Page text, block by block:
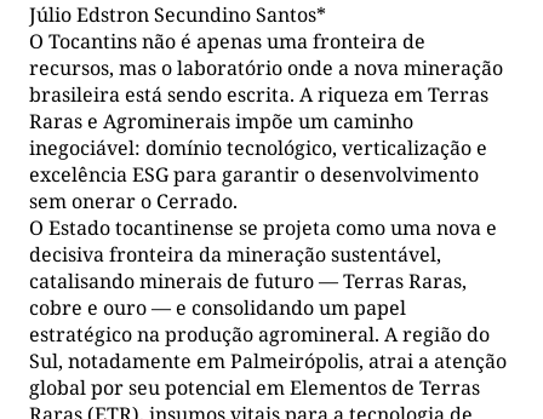
Júlio Edstron Secundino Santos*
O Tocantins não é apenas uma fronteira de
recursos, mas o laboratório onde a nova mineração
brasileira está sendo escrita. A riqueza em Terras
Raras e Agrominerais impõe um caminho
inegociável: domínio tecnológico, verticalização e
excelência ESG para garantir o desenvolvimento
sem onerar o Cerrado.
O Estado tocantinense se projeta como uma nova e
decisiva fronteira da mineração sustentável,
catalisando minerais de futuro — Terras Raras,
cobre e ouro — e consolidando um papel
estratégico na produção agromineral. A região do
Sul, notadamente em Palmeirópolis, atrai a atenção
global por seu potencial em Elementos de Terras